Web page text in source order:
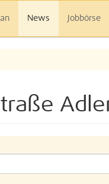
News Jobbörse